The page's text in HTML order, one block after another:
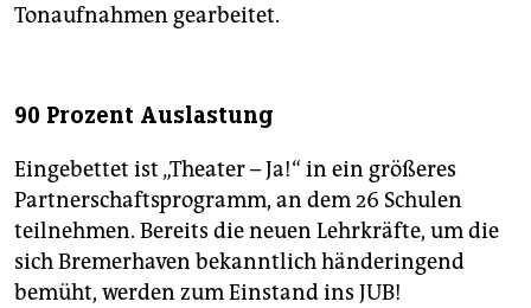
Tonaufnahmen gearbeitet.
90 Prozent Auslastung
Eingebettet ist „Theater – Ja!“ in ein größeres
Partnerschaftsprogramm, an dem 26 Schulen
teilnehmen. Bereits die neuen Lehrkräfte, um die
sich Bremerhaven bekanntlich händeringend
bemüht, werden zum Einstand ins JUB!